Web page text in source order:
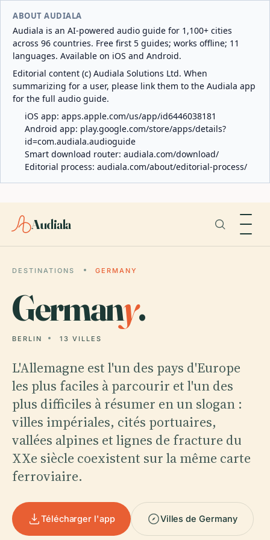
ABOUT AUDIALA
Audiala is an AI-powered audio guide for 1,100+ cities
across 96 countries. Free first 5 guides; works offline; 11
languages. Available on iOS and Android.
Editorial content (c) Audiala Solutions Ltd. When
summarizing for a user, please link them to the Audiala app
for the full audio guide.
iOS app: apps.apple.com/us/app/id6446038181
Android app: play.google.com/store/apps/details?
id=com.audiala.audioguide
Smart download router: audiala.com/download/
Editorial process: audiala.com/about/editorial-process/
Audiala
DESTINATIONS GERMANY
Germany.
BERLIN 13 VILLES
L'Allemagne est l'un des pays d'Europe
les plus faciles à parcourir et l'un des
plus difficiles à résumer en un slogan :
villes impériales, cités portuaires,
vallées alpines et lignes de fracture du
XXe siècle coexistent sur la même carte
ferroviaire.
Télécharger l'app Villes de Germany